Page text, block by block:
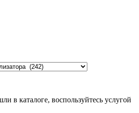
в каталоге, воспользуйтесь услугой